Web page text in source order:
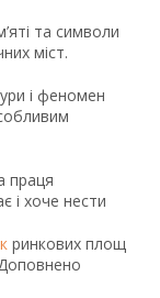
та символи
міст.
і феномен
праця
і хоче нести
ринкових площ